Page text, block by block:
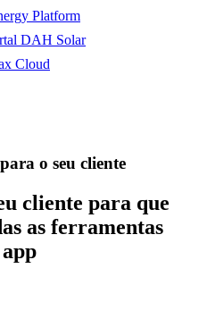
Platform
DAH Solar
Cloud
o seu cliente
cliente para que
as ferramentas